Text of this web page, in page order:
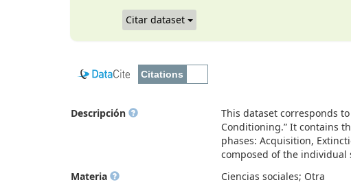
Citar dataset
Descripción
This dataset corresponds
Conditioning.” It contains
phases: Acquisition,
composed of the individual
Materia
Ciencias sociales; Otra